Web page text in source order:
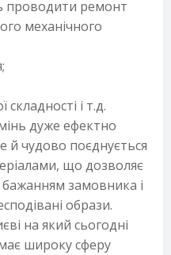
проводити ремонт
механічного
і т.д.
дуже ефектно
й чудово поєднується
що дозволяє
замовника і
образи.
на який сьогодні
широку сферу